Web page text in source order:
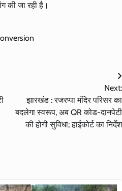
की जा रही है।
Next:
झारखंड : रजरप्पा मंदिर परिसर का
बदलेगा स्वरूप, अब QR कोड-दानपेटी
की होगी सुविधा; हाईकोर्ट का निर्देश